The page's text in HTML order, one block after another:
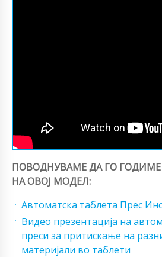
ПОВОДНУВАМЕ ДА ГО
НА ОВОЈ МОДЕЛ:
Автоматска таблета Прес
Видео презентација на
преси за притискање на
материјали во таблети